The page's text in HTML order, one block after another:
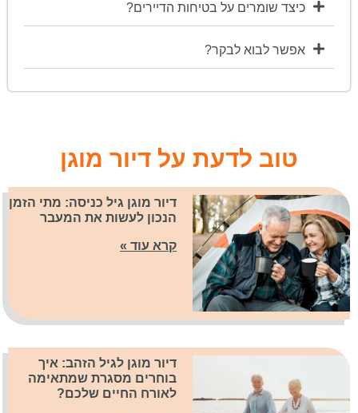
כיצד שומרים על בטיחות הדיירים?
אפשר לבוא לבקר?
טוב לדעת על דיור מוגן
דיור מוגן גיל כניסה: מתי הזמן
הנכון לעשות את המעבר
קרא עוד »
דיור מוגן לגיל הזהב: איך
בוחרים מסגרת שמתאימה
לאורח החיים שלכם?